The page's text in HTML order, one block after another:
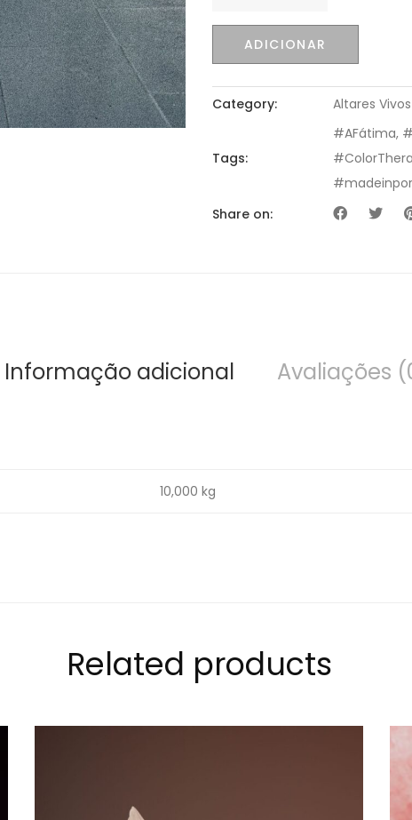
ADICIONAR
Category: Altares Vivos
Tags:
#AFátima,
Share on:
Informação adicional Avaliações
10,000 kg
Related products